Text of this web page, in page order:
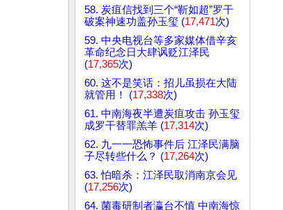
58. 炭疽信找到三个“靳如超”罗干
破案神速功盖孙玉玺 (17,471次)
59. 中央电视台等多家媒体借辛亥
革命纪念日大肆讽贬江泽民
(17,365次)
60. 这不是笑话：招儿虽损在大陆
就管用！ (17,338次)
61. 中南海夜半遭炭疽攻击 孙玉玺
成罗干替罪羔羊 (17,314次)
62. 九一一恐怖事件后 江泽民满脑
子尽转些什么？ (17,264次)
63. 怕暗杀：江泽民取消南京会见
(17,256次)
64. 菌毒研制者瀛台不慎 中南海惊